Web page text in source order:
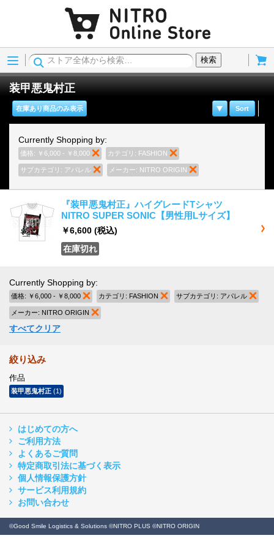
Menu
検索
装甲悪鬼村正
Sort
在庫あり商品のみ表示
Currently Shopping by:
価格: ￥6,000 - ￥8,000 商品の削除
カテゴリ: FASHION
サブカテゴリ: アパレル 商品の削除
メーカー: NITRO ORIGIN
『装甲悪鬼村正』ハイグレードTシャツ
NITRO SUPER SONIC【男性用Lサイズ】
￥6,600 (税込)
在庫切れ
Currently Shopping by:
価格: ￥6,000 - ￥8,000 商品の削除
カテゴリ: FASHION 商品の削除
サブカテゴリ: アパレル
メーカー: NITRO ORIGIN
すべてクリア
絞り込み
作品
装甲悪鬼村正 (1)
はじめての方へ
ご利用方法
よくあるご質問
特定商取引法に基づく表示
個人情報保護方針
サービス利用規約
お問い合わせ
©Good Smile Logistics & Solutions ©NITRO PLUS ©NITRO ORIGIN